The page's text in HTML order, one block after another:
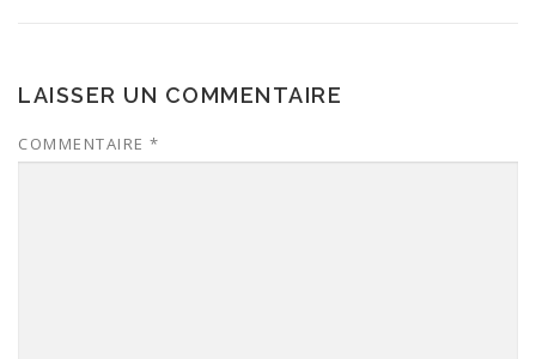
LAISSER UN COMMENTAIRE
COMMENTAIRE *